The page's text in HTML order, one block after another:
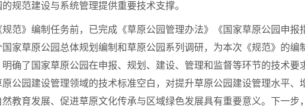
规范建设与系统管理提供重要技术支撑。
范》编制任务前，已完成《草原公园管理办法》《国家草原公园申报
家草原公园总体规划编制和草原公园系列调研，为本次《规范》的编
确了国家草原公园在申报、规划、建设、管理和监督等环节的技术要
公园建设管理领域的技术标准空白，对提升草原公园建设管理水平、
教育发展、促进草原文化传承与区域绿色发展具有重要意义。下一步